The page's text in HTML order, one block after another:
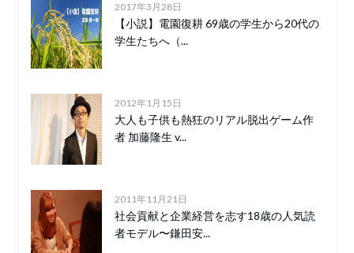
2017年3月28日
【小説】電園復耕 69歳の学生から20代の
学生たちへ（...
2012年1月15日
大人も子供も熱狂のリアル脱出ゲーム作
者 加藤隆生 v...
2011年11月21日
社会貢献と企業経営を志す18歳の人気読
者モデル〜鎌田安...